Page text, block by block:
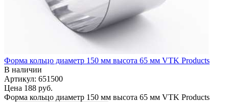
Форма кольцо диаметр 150 мм высота 65 мм VTK Products
В наличии
Артикул: 651500
Цена 188 руб.
Форма кольцо диаметр 150 мм высота 65 мм VTK Products